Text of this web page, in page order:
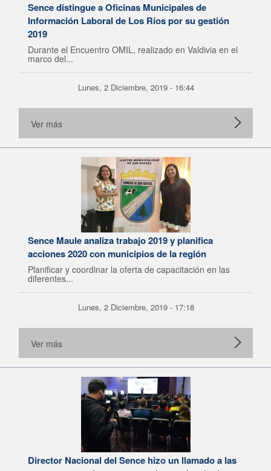
Sence distingue a Oficinas Municipales de
Información Laboral de Los Ríos por su gestión
2019
Durante el Encuentro OMIL, realizado en Valdivia en el
marco del...
Lunes, 2 Diciembre, 2019 - 16:44
Ver más
Sence Maule analiza trabajo 2019 y planifica
acciones 2020 con municipios de la región
Planificar y coordinar la oferta de capacitación en las
diferentes...
Lunes, 2 Diciembre, 2019 - 17:18
Ver más
Director Nacional del Sence hizo un llamado a las